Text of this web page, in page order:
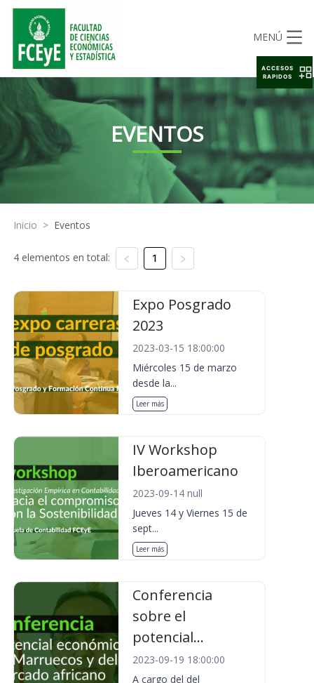
MENÚ
EVENTOS
Inicio > Eventos
4 elementos en total: 1
Expo Posgrado
2023
2023-03-15 18:00:00
Miércoles 15 de marzo
desde la...
Leer más
IV Workshop
Iberoamericano
2023-09-14 null
Jueves 14 y Viernes 15 de
sept...
Leer más
Conferencia
sobre el
potencial...
2023-09-19 18:00:00
A cargo del del
ACCESOS
RAPIDOS